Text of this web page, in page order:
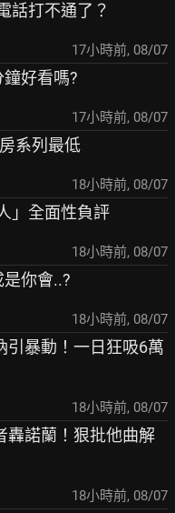
話打不通了？
17小時前, 08/07
鐘好看嗎?
17小時前, 08/07
系列最低
18小時前, 08/07
」全面性負評
18小時前, 08/07
是你會..?
18小時前, 08/07
引暴動！一日狂吸6萬
18小時前, 08/07
轟諾蘭！狠批他曲解
18小時前, 08/07